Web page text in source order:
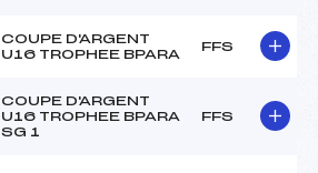
COUPE D'ARGENT
U16 TROPHEE BPARA
FFS
COUPE D'ARGENT
U16 TROPHEE BPARA
SG 1
FFS